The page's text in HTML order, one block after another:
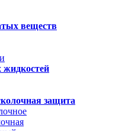
веществ
жидкостей
защита